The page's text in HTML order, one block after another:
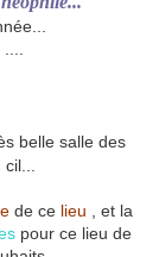
belle salle des
de ce lieu , et la
pour ce lieu de